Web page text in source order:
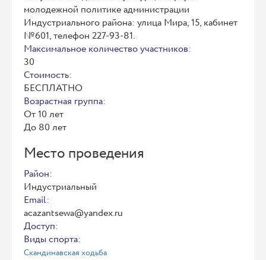
молодежной политике администрации
Индустриального района: улица Мира, 15, кабинет
№601, телефон 227-93-81.
Максимальное количество участников:
30
Стоимость:
БЕСПЛАТНО
Возрастная группа:
От 10 лет
До 80 лет
Место проведения
Район:
Индустриальный
Email:
acazantsewa@yandex.ru
Доступ:
Виды спорта:
Скандинавская ходьба